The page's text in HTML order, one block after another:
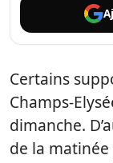
Certains
Champs-
dimanche.
de la